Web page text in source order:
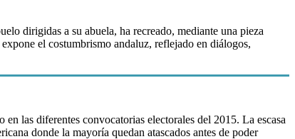
dirigidas a su abuela, ha recreado, mediante una pieza
el costumbrismo andaluz, reflejado en diálogos,
las diferentes convocatorias electorales del 2015. La escasa
donde la mayoría quedan atascados antes de poder